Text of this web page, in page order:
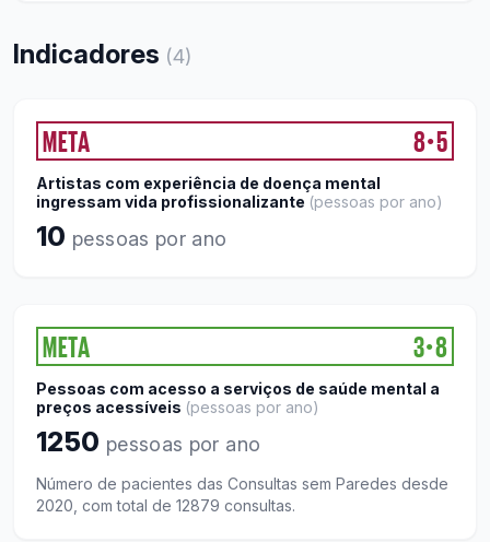
Indicadores (4)
META 8●5
Artistas com experiência de doença mental
ingressam vida profissionalizante (pessoas por ano)
10 pessoas por ano
META 3●8
Pessoas com acesso a serviços de saúde mental a
preços acessíveis (pessoas por ano)
1250 pessoas por ano
Número de pacientes das Consultas sem Paredes desde
2020, com total de 12879 consultas.